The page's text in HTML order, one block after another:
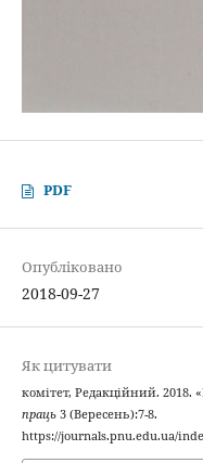
PDF
Опубліковано
2018-09-27
Як цитувати
комітет, Редакційний.
праць3 (Вересень):7-8.
https://journals.pnu.edu.ua/